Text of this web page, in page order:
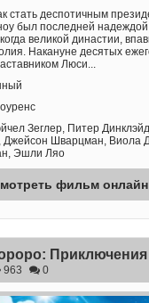
стать деспотичным
был последней надеждой
великой династии,
Накануне десятых
Люси...
Зеглер, Питер
Шварцман, Виола
Эшли Ляо
фильм онлайн
963 0